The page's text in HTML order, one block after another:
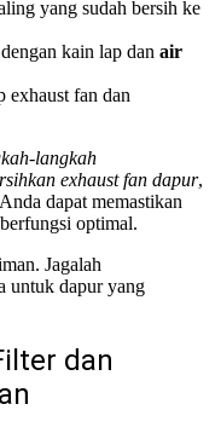
yang sudah bersih ke
kain lap dan air
exhaust fan dan
langkah
exhaust fan dapur,
dapat memastikan
optimal.
Jagalah
untuk dapur yang
dan